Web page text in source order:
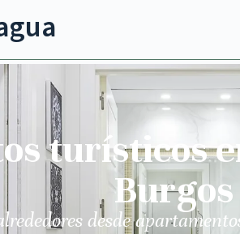
turísticos
Burgos
desde